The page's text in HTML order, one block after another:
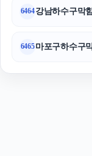
6464강남하수구막
6465마포구하수구